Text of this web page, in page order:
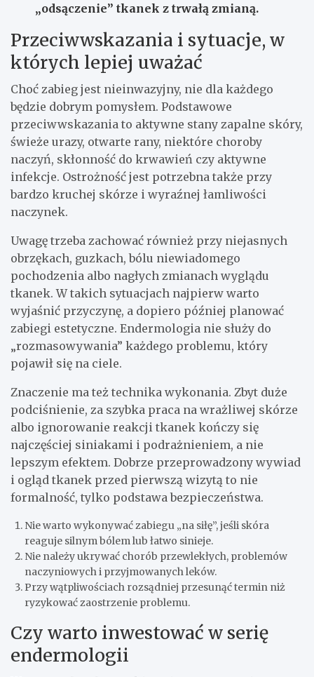
„odsączenie” tkanek z trwałą zmianą.
Przeciwwskazania i sytuacje, w
których lepiej uważać
Choć zabieg jest nieinwazyjny, nie dla każdego
będzie dobrym pomysłem. Podstawowe
przeciwwskazania to aktywne stany zapalne skóry,
świeże urazy, otwarte rany, niektóre choroby
naczyń, skłonność do krwawień czy aktywne
infekcje. Ostrożność jest potrzebna także przy
bardzo kruchej skórze i wyraźnej łamliwości
naczynek.
Uwagę trzeba zachować również przy niejasnych
obrzękach, guzkach, bólu niewiadomego
pochodzenia albo nagłych zmianach wyglądu
tkanek. W takich sytuacjach najpierw warto
wyjaśnić przyczynę, a dopiero później planować
zabiegi estetyczne. Endermologia nie służy do
„rozmasowywania” każdego problemu, który
pojawił się na ciele.
Znaczenie ma też technika wykonania. Zbyt duże
podciśnienie, za szybka praca na wrażliwej skórze
albo ignorowanie reakcji tkanek kończy się
najczęściej siniakami i podrażnieniem, a nie
lepszym efektem. Dobrze przeprowadzony wywiad
i ogląd tkanek przed pierwszą wizytą to nie
formalność, tylko podstawa bezpieczeństwa.
Nie warto wykonywać zabiegu „na siłę”, jeśli skóra
reaguje silnym bólem lub łatwo sinieje.
Nie należy ukrywać chorób przewlekłych, problemów
naczyniowych i przyjmowanych leków.
Przy wątpliwościach rozsądniej przesunąć termin niż
ryzykować zaostrzenie problemu.
Czy warto inwestować w serię
endermologii